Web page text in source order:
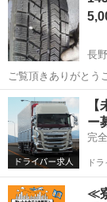
い。
長
ご覧頂きありがとうございます。 145/
セットになります。 ホイ
残溝6～7山
長野 長野市
ー
完
ド
≪